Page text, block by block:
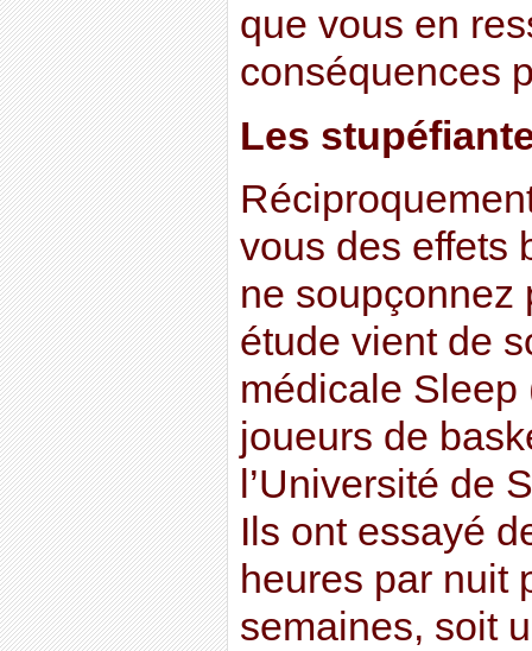
que vous en
conséquences
Les
vous des effets
ne soupçonnez
étude vient de
médicale Sleep
joueurs de
l’Université de
Ils ont essayé
heures par nuit
semaines, soit